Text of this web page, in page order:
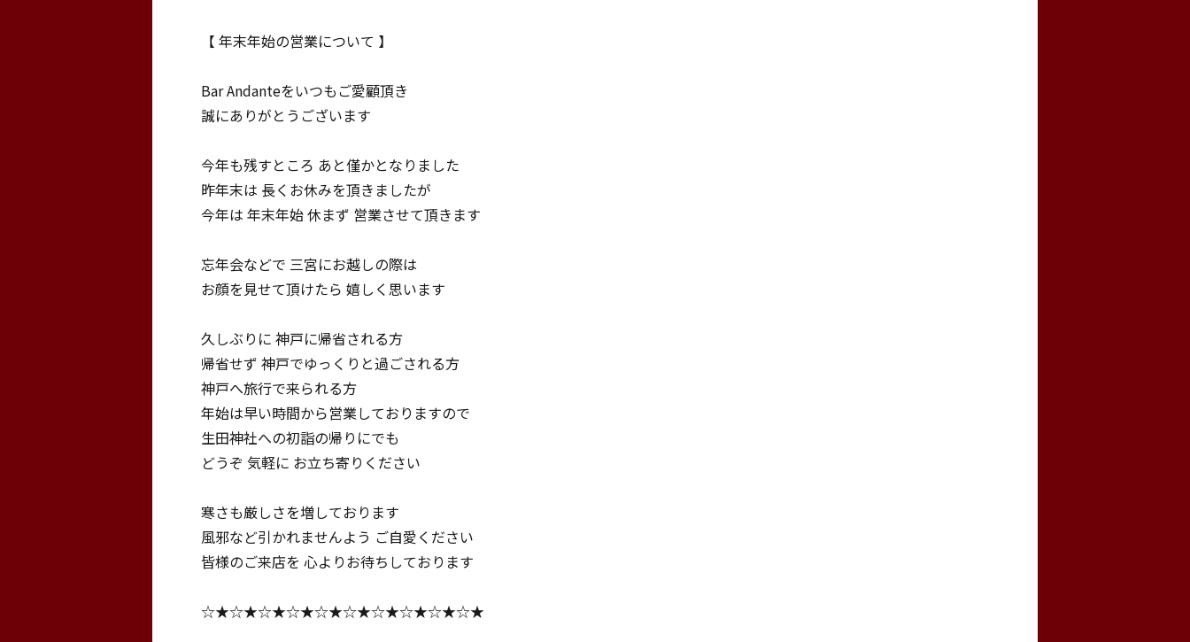
【 年末年始の営業について 】
Bar Andanteをいつもご愛顧頂き
誠にありがとうございます
今年も残すところ あと僅かとなりました
昨年末は 長くお休みを頂きましたが
今年は 年末年始 休まず 営業させて頂きます
忘年会などで 三宮にお越しの際は
お顔を見せて頂けたら 嬉しく思います
久しぶりに 神戸に帰省される方
帰省せず 神戸でゆっくりと過ごされる方
神戸へ旅行で来られる方
年始は早い時間から営業しておりますので
生田神社への初詣の帰りにでも
どうぞ 気軽に お立ち寄りください
寒さも厳しさを増しております
風邪など引かれませんよう ご自愛ください
皆様のご来店を 心よりお待ちしております
☆★☆★☆★☆★☆★☆★☆★☆★☆★☆★